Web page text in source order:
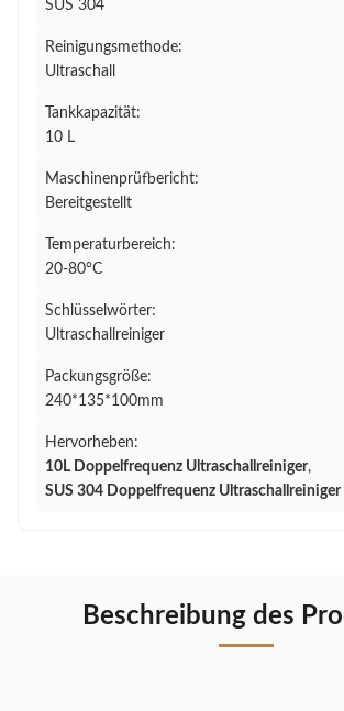
SUS 304
Reinigungsmethode:
Ultraschall
Tankkapazität:
10 L
Maschinenprüfbericht:
Bereitgestellt
Temperaturbereich:
20-80°C
Schlüsselwörter:
Ultraschallreiniger
Packungsgröße:
240*135*100mm
Hervorheben:
10L Doppelfrequenz Ultraschallreiniger,
SUS 304 Doppelfrequenz Ultraschallreiniger
Beschreibung des